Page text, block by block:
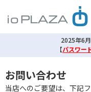
2025年6
【パスワー
お問い合わせ
当店へのご要望は、下記